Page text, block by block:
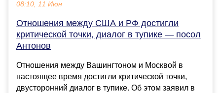
08:10, 11 Июн
Отношения между США и РФ достигли
критической точки, диалог в тупике — посол
Антонов
Отношения между Вашингтоном и Москвой в
настоящее время достигли критической точки,
двусторонний диалог в тупике. Об этом заявил в